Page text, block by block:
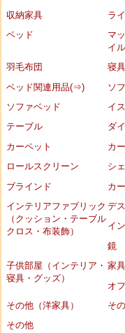
収納家具
ラ
ベッド
マ
イル
羽毛布団
寝具
ベッド関連用品(⇒)
ソ
ソファベッド
イス
テーブル
ダ
カーペット
カ
ロールスクリーン
シ
ブラインド
カ
インテリアファブリック
（クッション・テーブル
クロス・布装飾）
デ
イ
鏡
子供部屋（インテリア・
寝具・グッズ）
家
オ
その他（洋家具）
そ
その他